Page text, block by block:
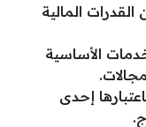
المالية
الأساسية
إحدى